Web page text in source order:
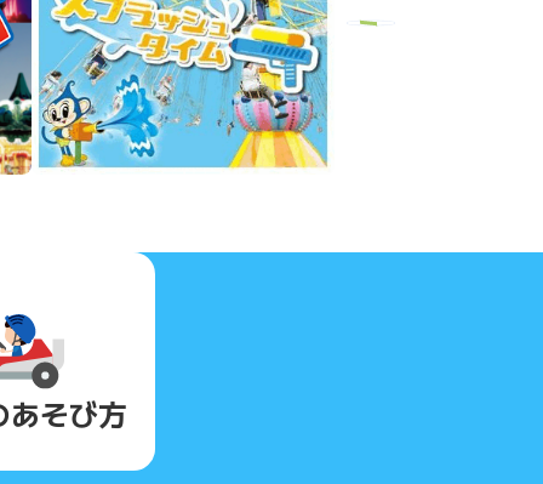
Next
あそび方